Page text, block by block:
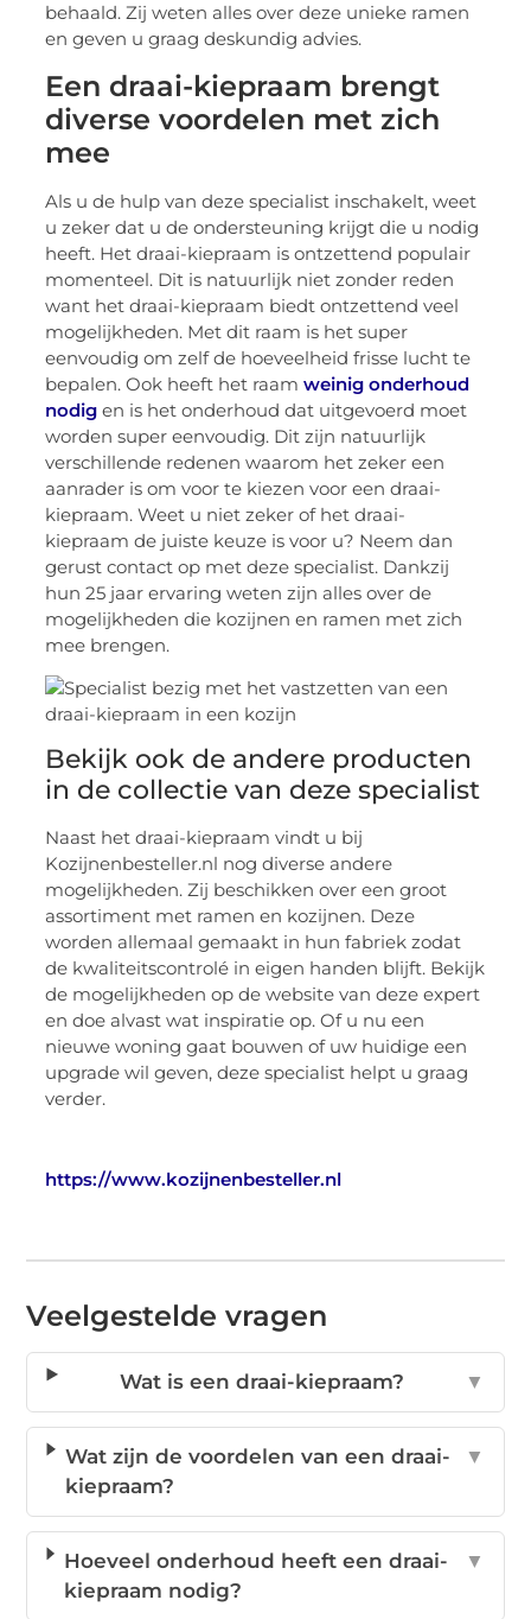
behaald. Zij weten alles over deze unieke ramen
en geven u graag deskundig advies.
Een draai-kiepraam brengt
diverse voordelen met zich
mee
Als u de hulp van deze specialist inschakelt, weet
u zeker dat u de ondersteuning krijgt die u nodig
heeft. Het draai-kiepraam is ontzettend populair
momenteel. Dit is natuurlijk niet zonder reden
want het draai-kiepraam biedt ontzettend veel
mogelijkheden. Met dit raam is het super
eenvoudig om zelf de hoeveelheid frisse lucht te
bepalen. Ook heeft het raamweinig onderhoud
nodig en is het onderhoud dat uitgevoerd moet
worden super eenvoudig. Dit zijn natuurlijk
verschillende redenen waarom het zeker een
aanrader is om voor te kiezen voor een draai-
kiepraam. Weet u niet zeker of het draai-
kiepraam de juiste keuze is voor u? Neem dan
gerust contact op met deze specialist. Dankzij
hun 25 jaar ervaring weten zijn alles over de
mogelijkheden die kozijnen en ramen met zich
mee brengen.
Bekijk ook de andere producten
in de collectie van deze specialist
Naast het draai-kiepraam vindt u bij
Kozijnenbesteller.nl nog diverse andere
mogelijkheden. Zij beschikken over een groot
assortiment met ramen en kozijnen. Deze
worden allemaal gemaakt in hun fabriek zodat
de kwaliteitscontrolé in eigen handen blijft. Bekijk
de mogelijkheden op de website van deze expert
en doe alvast wat inspiratie op. Of u nu een
nieuwe woning gaat bouwen of uw huidige een
upgrade wil geven, deze specialist helpt u graag
verder.
https://www.kozijnenbesteller.nl
Veelgestelde vragen
Wat is een draai-kiepraam? ▼
Wat zijn de voordelen van een draai-
kiepraam?
▼
Hoeveel onderhoud heeft een draai-
kiepraam nodig?
▼